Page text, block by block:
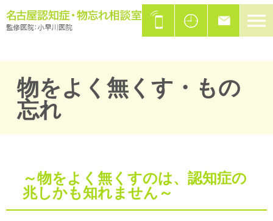
物をよく無くす・もの
忘れ
～物をよく無くすのは、認知症の
兆しかも知れません～